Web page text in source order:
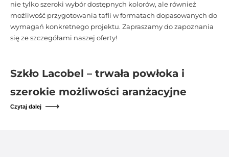
nie tylko szeroki wybór dostępnych kolorów, ale również
możliwość przygotowania tafli w formatach dopasowanych do
wymagań konkretnego projektu. Zapraszamy do zapoznania
się ze szczegółami naszej oferty!
Szkło Lacobel – trwała powłoka i
szerokie możliwości aranżacyjne
Czytaj dalej